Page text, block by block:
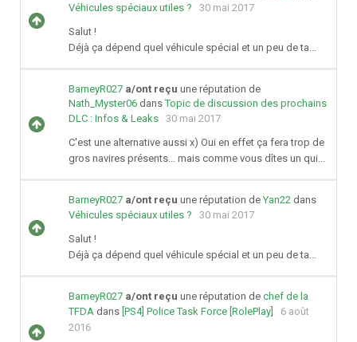
Véhicules spéciaux utiles ?
30 mai 2017
Salut !
Déjà ça dépend quel véhicule spécial et un peu de ta...
BarneyR027 a/ont reçu une réputation de
Nath_Myster06 dansTopic de discussion des prochains
DLC : Infos & Leaks 30 mai 2017
C'est une alternative aussi x) Oui en effet ça fera trop de
gros navires présents... mais comme vous dîtes un qui...
BarneyR027 a/ont reçu une réputation de Yan22 dans
Véhicules spéciaux utiles ?
30 mai 2017
Salut !
Déjà ça dépend quel véhicule spécial et un peu de ta...
BarneyR027 a/ont reçu une réputation de chef de la
TFDA dans [PS4] Police Task Force [RolePlay]
6 août
2016